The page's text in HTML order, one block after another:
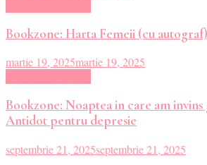
Bookzone: Harta Femeii (cu autograf)
martie 19, 2025martie 19, 2025
Bookzone: Noaptea in care am
Antidot pentru depresie
septembrie 21, 2025septembrie 21, 2025